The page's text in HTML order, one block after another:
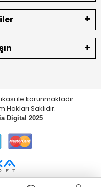
ile korunmaktadır.
Saklıdır.
Digital 2025